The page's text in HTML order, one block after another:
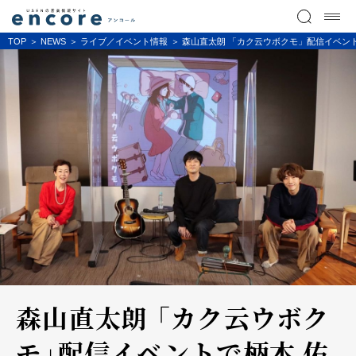
TOP NEWS ライブ／イベント情報 森山直太朗 「カク云ウボクモ」配信イベン
森山直太朗 「カク云ウボク